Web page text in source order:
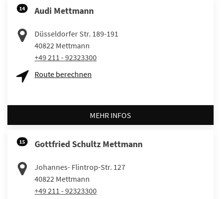
14 Audi Mettmann
Düsseldorfer Str. 189-191
40822 Mettmann
+49 211 - 92323300
Route berechnen
MEHR INFOS
15 Gottfried Schultz Mettmann
Johannes- Flintrop-Str. 127
40822 Mettmann
+49 211 - 92323300